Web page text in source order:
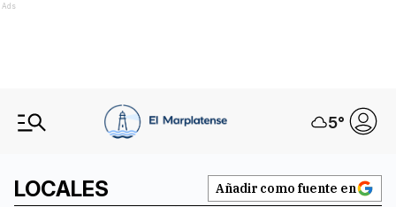
Ads
5°
LOCALES Añadir como fuente en